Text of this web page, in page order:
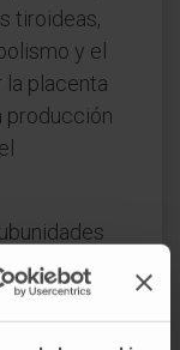
tiroideas,
y el
la placenta
producción
de la hCG y